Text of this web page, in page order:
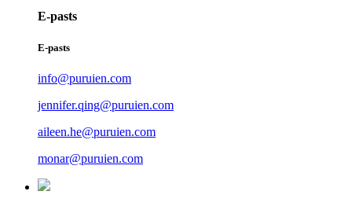
E-pasts
E-pasts
info@puruien.com
jennifer.qing@puruien.com
aileen.he@puruien.com
monar@puruien.com